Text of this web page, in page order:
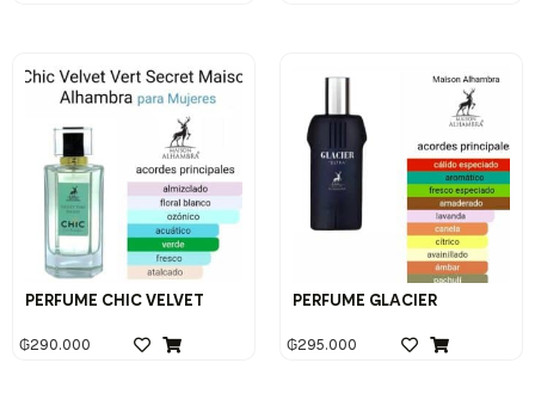
PERFUME CHIC VELVET
₲290.000
PERFUME GLACIER
₲295.000